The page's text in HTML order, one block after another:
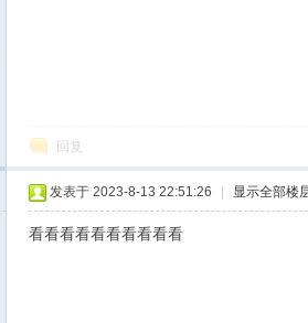
回复
发表于 2023-8-13 22:51:26 显示全部楼
看看看看看看看看看看